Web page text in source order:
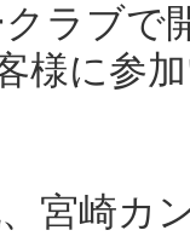
ラブで
様に参
宮崎カ